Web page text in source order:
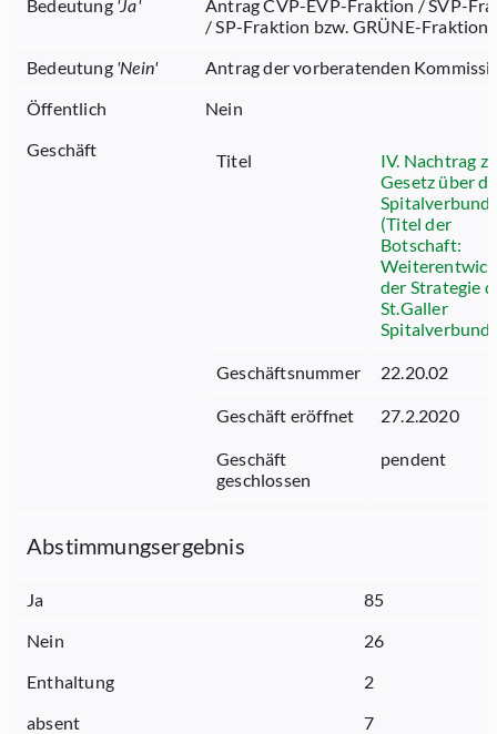
Bedeutung 'Ja'
Antrag CVP-EVP-Fraktion / SVP-
/ SP-Fraktion bzw. GRÜNE-Fraktion
Bedeutung 'Nein'
Antrag der vorberatenden
Öffentlich
Nein
Geschäft
Titel
IV. Nachtrag
Gesetz über
(Titel der
Botschaft:
der Strategie
St.Galler
Geschäftsnummer 22.20.02
Geschäft eröffnet 27.2.2020
Geschäft
geschlossen
pendent
Abstimmungsergebnis
Ja
85
Nein
26
Enthaltung
2
absent
7